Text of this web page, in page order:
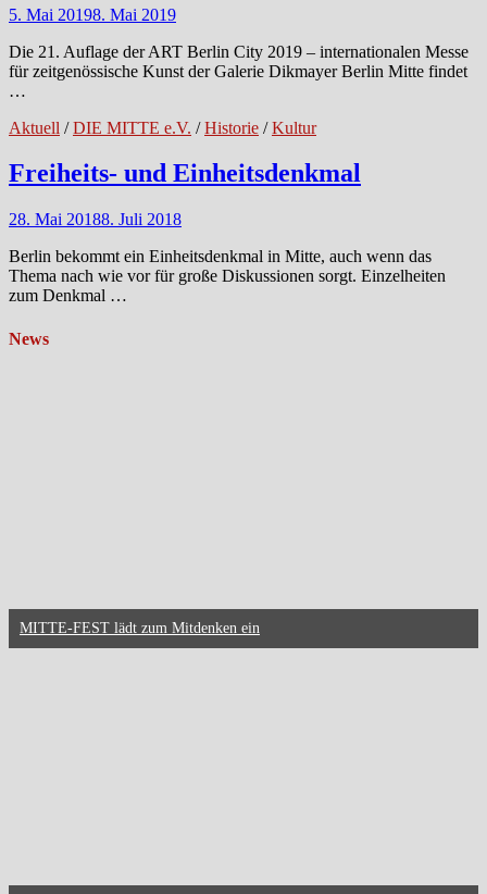
5. Mai 20198. Mai 2019
Die 21. Auflage der ART Berlin City 2019 – internationalen Messe
für zeitgenössische Kunst der Galerie Dikmayer Berlin Mitte findet
…
Aktuell /DIE MITTE e.V. /Historie /Kultur
Freiheits- und Einheitsdenkmal
28. Mai 20188. Juli 2018
Berlin bekommt ein Einheitsdenkmal in Mitte, auch wenn das
Thema nach wie vor für große Diskussionen sorgt. Einzelheiten
zum Denkmal …
News
MITTE-FEST lädt zum Mitdenken ein